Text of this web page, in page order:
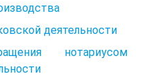
деятельности
нотариусом